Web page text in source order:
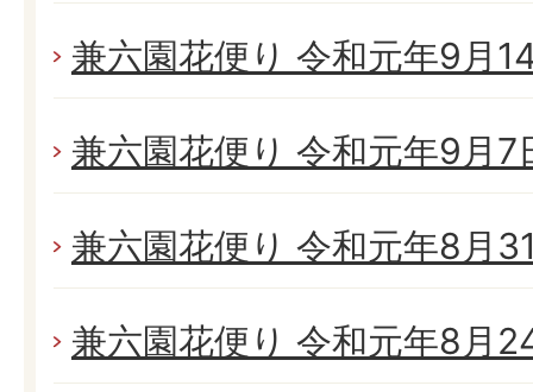
兼六園花便り 令和元年9月
兼六園花便り 令和元年9月7
兼六園花便り 令和元年8月
兼六園花便り 令和元年8月